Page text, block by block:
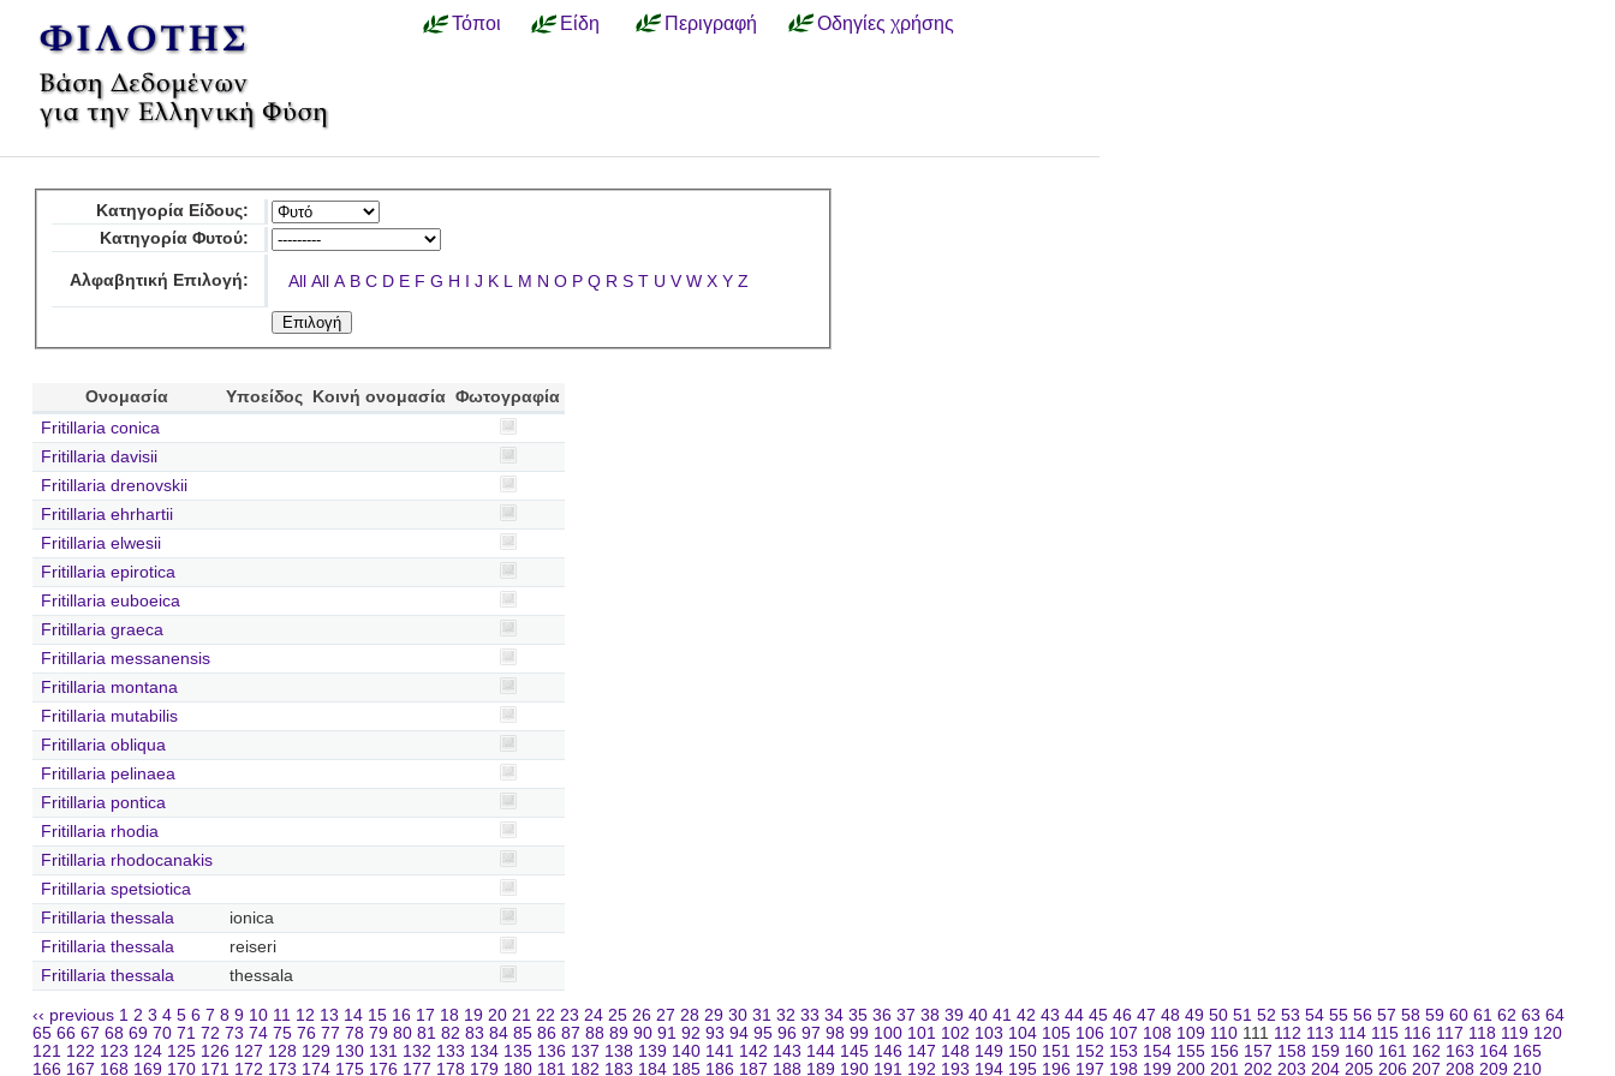
Τόποι Είδη Περιγραφή Οδηγίες χρήσης
Κατηγορία Είδους:
Κατηγορία Φυτού:
Αλφαβητική Επιλογή: All All A B C D E F G H I J K L M N O P Q R S T U V W X Y Z
Ονομασία Υποείδος Κοινή ονομασία Φωτογραφία
Fritillaria conica
Fritillaria davisii
Fritillaria drenovskii
Fritillaria ehrhartii
Fritillaria elwesii
Fritillaria epirotica
Fritillaria euboeica
Fritillaria graeca
Fritillaria messanensis
Fritillaria montana
Fritillaria mutabilis
Fritillaria obliqua
Fritillaria pelinaea
Fritillaria pontica
Fritillaria rhodia
Fritillaria rhodocanakis
Fritillaria spetsiotica
Fritillaria thessala
ionica
Fritillaria thessala
reiseri
Fritillaria thessala
thessala
‹‹ previous 1 2 3 4 5 6 7 8 9 10 11 12 13 14 15 16 17 18 19 20 21 22 23 24 25 26 27 28 29 30 31 32 33 34 35 36 37 38 39 40 41 42 43 44 45 46 47 48 49 50 51 52 53 54 55 56 57 58 59 60 61 62 63 64
65 66 67 68 69 70 71 72 73 74 75 76 77 78 79 80 81 82 83 84 85 86 87 88 89 90 91 92 93 94 95 96 97 98 99 100 101 102 103 104 105 106 107 108 109 110 111 112 113 114 115 116 117 118 119 120
121 122 123 124 125 126 127 128 129 130 131 132 133 134 135 136 137 138 139 140 141 142 143 144 145 146 147 148 149 150 151 152 153 154 155 156 157 158 159 160 161 162 163 164 165
166 167 168 169 170 171 172 173 174 175 176 177 178 179 180 181 182 183 184 185 186 187 188 189 190 191 192 193 194 195 196 197 198 199 200 201 202 203 204 205 206 207 208 209 210